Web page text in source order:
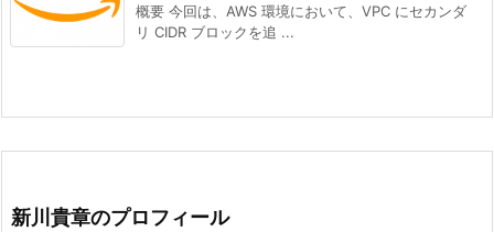
概要 今回は、AWS 環境において、VPC にセカンダ
リ CIDR ブロックを追 ...
新川貴章のプロフィール